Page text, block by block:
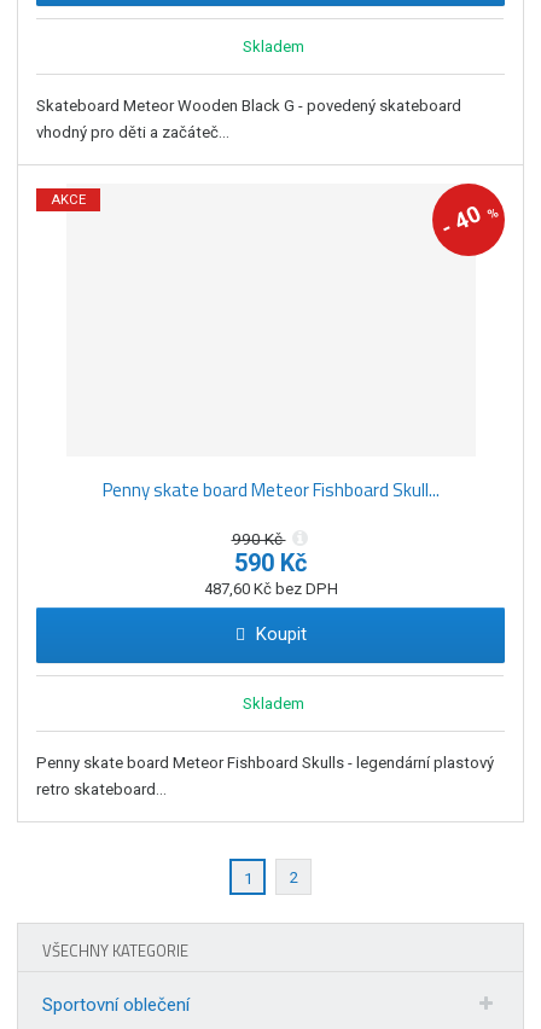
Skladem
Skateboard Meteor Wooden Black G - povedený skateboard
vhodný pro děti a začáteč...
-40%
AKCE
Penny skate board Meteor Fishboard Skull...
990 Kč
590 Kč
487,60 Kč bez DPH
Koupit
Skladem
Penny skate board Meteor Fishboard Skulls - legendární plastový
retro skateboard...
1 2
VŠECHNY KATEGORIE
Sportovní oblečení